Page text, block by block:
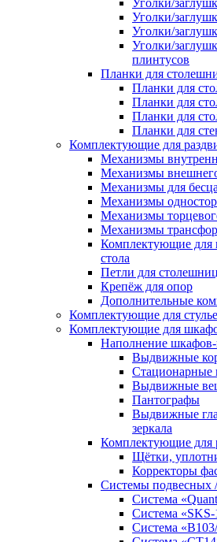
Уголки/
Уголки/
Уголки/
плинтусов
Планки для
Планки для
Планки для
Планки для
Планки для
Комплектующие для
Механизмы
Механизмы
Механизмы для
Механизмы
Механизмы
Механизмы
Комплектующие для
стола
Петли для
Крепёж для опор
Дополнительные
Комплектующие для
Комплектующие для
Наполнение
Выдвижные
Стационарные
Выдвижные
Пантографы
Выдвижные
зеркала
Комплектующие для
Щётки,
Корректоры
Системы подвесных
Система
Система «SKS-
Система